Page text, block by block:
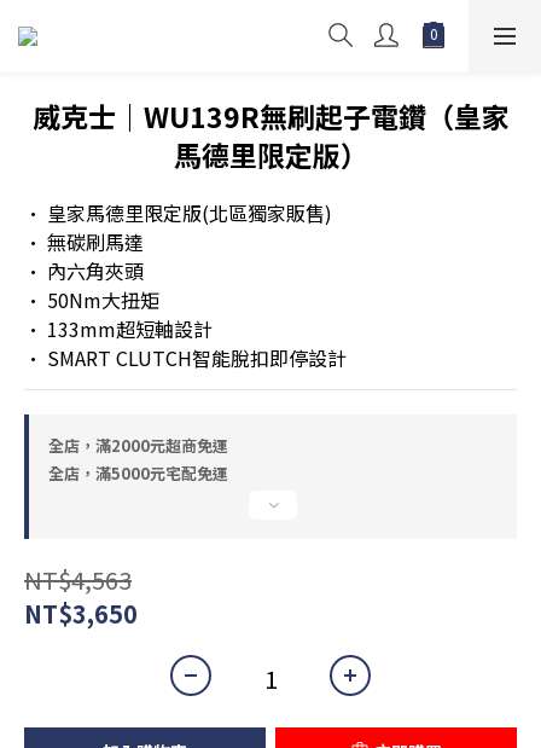
威克士｜WU139R無刷起子電鑽（皇家
馬德里限定版）
• 皇家馬德里限定版(北區獨家販售)
• 無碳刷馬達
• 內六角夾頭
• 50Nm大扭矩
• 133mm超短軸設計
• SMART CLUTCH智能脫扣即停設計
全店，滿2000元超商免運
全店，滿5000元宅配免運
NT$4,563
NT$3,650